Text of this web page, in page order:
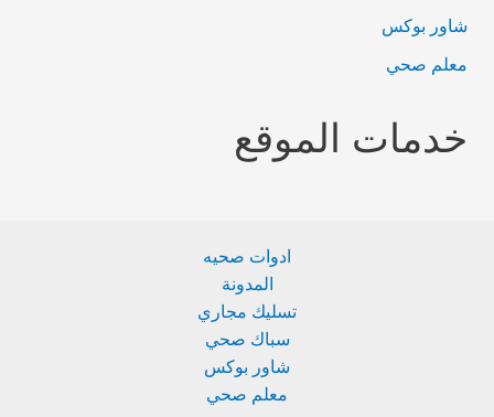
شاور بوكس
معلم صحي
خدمات الموقع
ادوات صحيه
المدونة
تسليك مجاري
سباك صحي
شاور بوكس
معلم صحي